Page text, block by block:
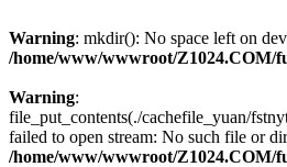
Warning: mkdir(): No space left on
/home/www/wwwroot/Z1024.COM/
Warning:
file_put_contents(./cachefile_yuan/
failed to open stream: No such file or
/home/www/wwwroot/Z1024.COM/